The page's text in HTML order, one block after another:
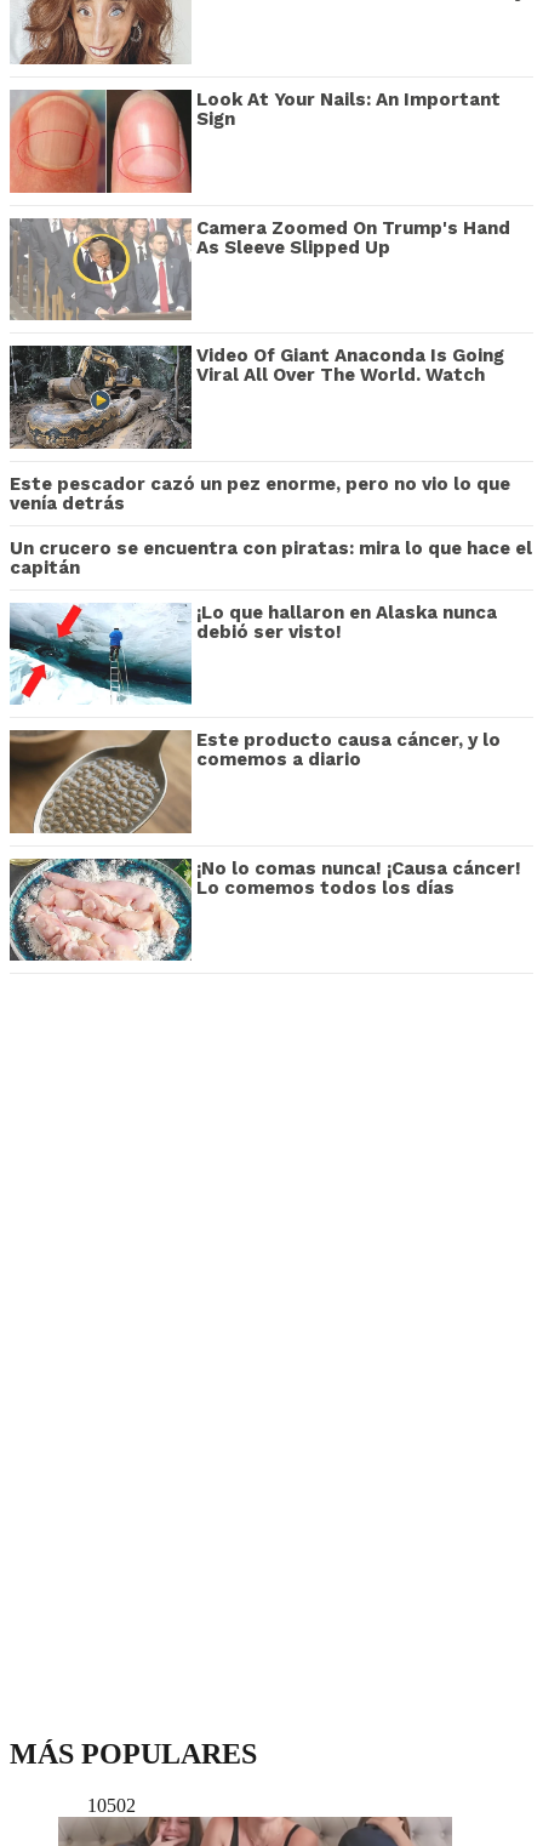
Look At Your Nails: An Important
Sign
Camera Zoomed On Trump's Hand
As Sleeve Slipped Up
Video Of Giant Anaconda Is Going
Viral All Over The World. Watch
Este pescador cazó un pez enorme, pero no vio lo que
venía detrás
Un crucero se encuentra con piratas: mira lo que hace el
capitán
¡Lo que hallaron en Alaska nunca
debió ser visto!
Este producto causa cáncer, y lo
comemos a diario
¡No lo comas nunca! ¡Causa cáncer!
Lo comemos todos los días
MÁS POPULARES
10502